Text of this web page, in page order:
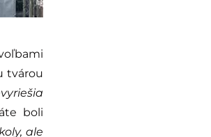
tvárou
boli
ale